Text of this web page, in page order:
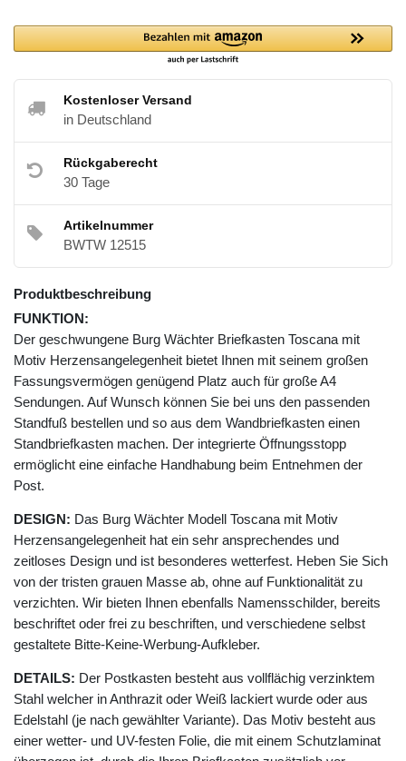
Kostenloser Versand
in Deutschland
Rückgaberecht
30 Tage
Artikelnummer
BWTW 12515
Produktbeschreibung
FUNKTION:
Der geschwungene Burg Wächter Briefkasten Toscana mit
Motiv Herzensangelegenheit bietet Ihnen mit seinem großen
Fassungsvermögen genügend Platz auch für große A4
Sendungen. Auf Wunsch können Sie bei uns den passenden
Standfuß bestellen und so aus dem Wandbriefkasten einen
Standbriefkasten machen. Der integrierte Öffnungsstopp
ermöglicht eine einfache Handhabung beim Entnehmen der
Post.
DESIGN: Das Burg Wächter Modell Toscana mit Motiv
Herzensangelegenheit hat ein sehr ansprechendes und
zeitloses Design und ist besonderes wetterfest. Heben Sie Sich
von der tristen grauen Masse ab, ohne auf Funktionalität zu
verzichten. Wir bieten Ihnen ebenfalls Namensschilder, bereits
beschriftet oder frei zu beschriften, und verschiedene selbst
gestaltete Bitte-Keine-Werbung-Aufkleber.
DETAILS: Der Postkasten besteht aus vollflächig verzinktem
Stahl welcher in Anthrazit oder Weiß lackiert wurde oder aus
Edelstahl (je nach gewählter Variante). Das Motiv besteht aus
einer wetter- und UV-festen Folie, die mit einem Schutzlaminat